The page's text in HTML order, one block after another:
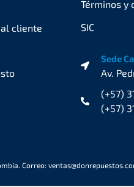
cliente
Términos y
SIC
Sede
Av.
(+57)
(+57)
Correo: